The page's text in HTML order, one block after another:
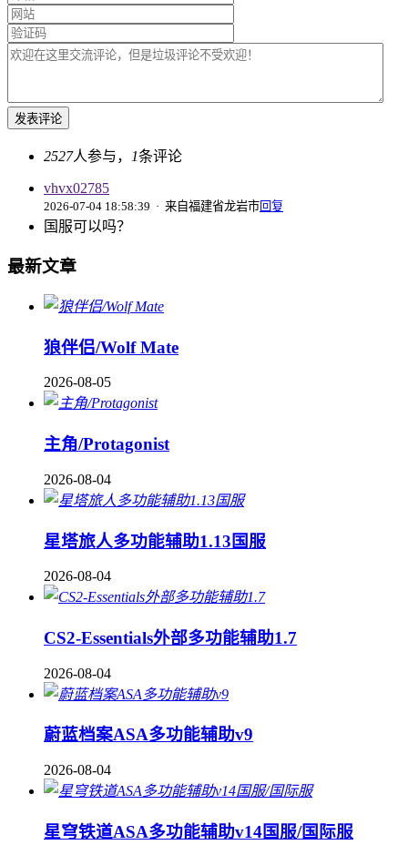
2527人参与， 1条评论
vhvx02785
2026-07-04 18:58:39 · 来自福建省龙岩市回复
国服可以吗？
最新文章
狼伴侣/Wolf Mate
2026-08-05
主角/Protagonist
2026-08-04
星塔旅人多功能辅助1.13国服
2026-08-04
CS2-Essentials外部多功能辅助1.7
2026-08-04
蔚蓝档案ASA多功能辅助v9
2026-08-04
星穹铁道ASA多功能辅助v14国服/国际服